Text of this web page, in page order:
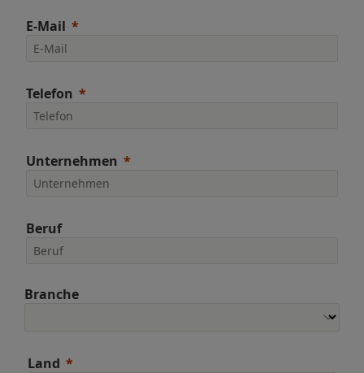
E-Mail
Telefon
Unternehmen
Beruf
Branche
Land